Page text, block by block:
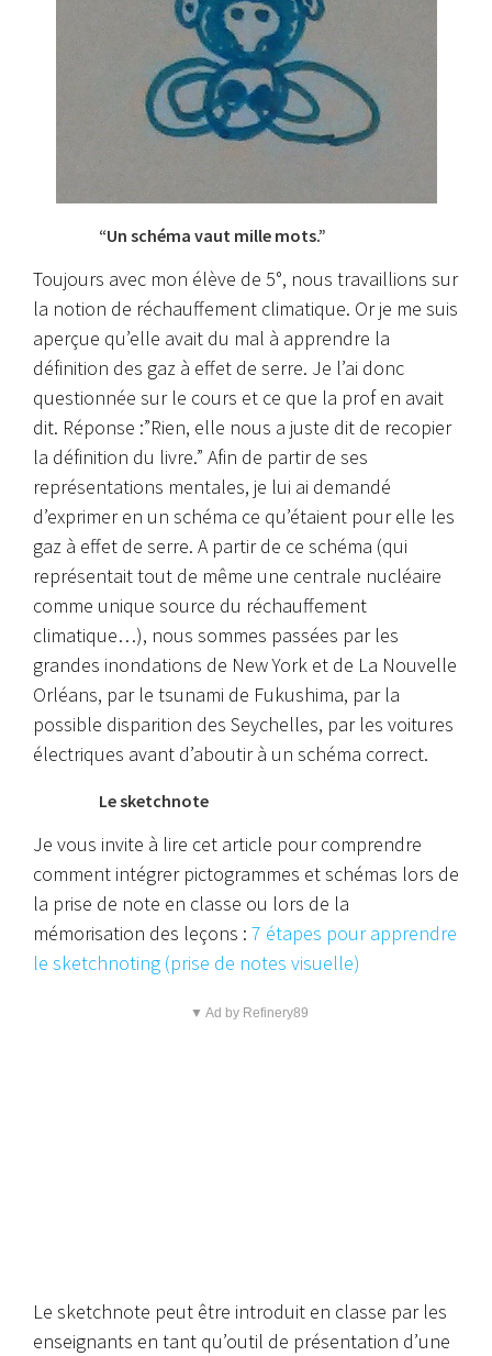
“Un schéma vaut mille mots.”
Toujours avec mon élève de 5°, nous travaillions sur
la notion de réchauffement climatique. Or je me suis
aperçue qu’elle avait du mal à apprendre la
définition des gaz à effet de serre. Je l’ai donc
questionnée sur le cours et ce que la prof en avait
dit. Réponse :”Rien, elle nous a juste dit de recopier
la définition du livre.” Afin de partir de ses
représentations mentales, je lui ai demandé
d’exprimer en un schéma ce qu’étaient pour elle les
gaz à effet de serre. A partir de ce schéma (qui
représentait tout de même une centrale nucléaire
comme unique source du réchauffement
climatique…), nous sommes passées par les
grandes inondations de New York et de La Nouvelle
Orléans, par le tsunami de Fukushima, par la
possible disparition des Seychelles, par les voitures
électriques avant d’aboutir à un schéma correct.
Le sketchnote
Je vous invite à lire cet article pour comprendre
comment intégrer pictogrammes et schémas lors de
la prise de note en classe ou lors de la
mémorisation des leçons : 7 étapes pour apprendre
le sketchnoting (prise de notes visuelle)
▼ Ad by Refinery89
Le sketchnote peut être introduit en classe par les
enseignants en tant qu’outil de présentation d’une